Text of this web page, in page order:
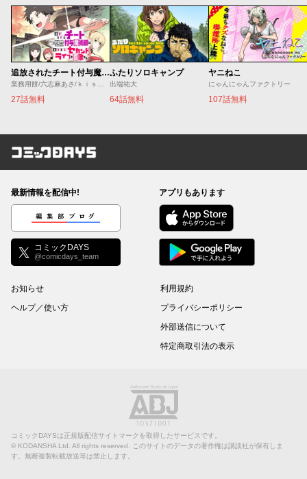
追放されたチート付与魔術師は気ままなセカンドライフを謳歌する。 ～俺は武器だけじゃなく、あらゆるものに『強化ポイント』を付与できるし、俺の意思でいつでも効果を解除できるけど、残った人たち大丈夫？～
業務用餅/六志麻あさ/ｋｉｓｕｉ
27話無料
ふたりソロキャンプ
出端祐大
64話無料
ヤニねこ
にゃんにゃんファクトリー
107話無料
コミックDAYS
最新情報を配信中!
編集部ブログ
コミックDAYS
@comicdays_team
アプリもあります
お知らせ
ヘルプ／使い方
利用規約
プライバシーポリシー
外部送信について
特定商取引法の表示
コミックDAYSは正規版配信サイトマークを取得したサービスです。
© KODANSHA Ltd. All rights reserved. このサイトのデータの著作権は講談社が保有しま
す。無断複製転載放送等は禁止します。